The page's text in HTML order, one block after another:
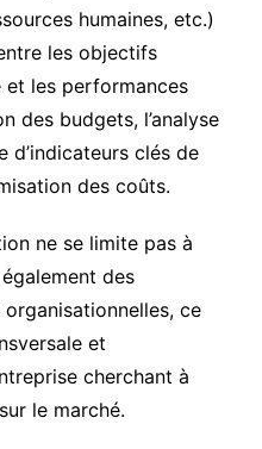
humaines, etc.)
les objectifs
et les performances
des budgets, l’analyse
d’indicateurs clés de
des coûts.
ne se limite pas à
des
ce
et
cherchant à
le marché.